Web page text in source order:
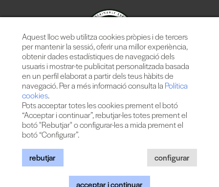
Més de 25 anys oferint la millor música en directe des de
Concerts, festivals i esdeveniments de gran convocatòria.
Aquest lloc web utilitza cookies pròpies i de tercers
per mantenir la sessió, oferir una millor experiència,
obtenir dades estadístiques de navegació dels
usuaris i mostrar-te publicitat personalitzada basada
en un perfil elaborat a partir dels teus hàbits de
navegació. Per a més informació consulta la Política
cookies.
Pots acceptar totes les cookies prement el botó
“Acceptar i continuar”, rebutjar-les totes prement el
botó "Rebutjar" o configurar-les a mida prement el
botó “Configurar”.
rebutjar configurar
acceptar i continuar